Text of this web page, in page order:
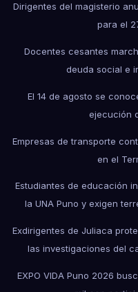
Dirigentes del magisterio
para el
Docentes cesantes
deuda social e
El 14 de agosto se
ejecución
Empresas de transporte
en el
Estudiantes de educación
la UNA Puno y exigen
Exdirigentes de Juliaca
las investigaciones del
EXPO VIDA Puno 2026